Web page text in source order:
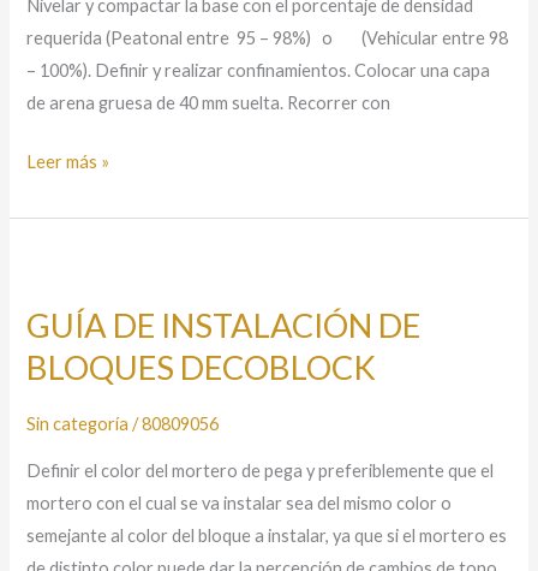
Nivelar y compactar la base con el porcentaje de densidad
requerida (Peatonal entre 95 – 98%) o (Vehicular entre 98
– 100%). Definir y realizar confinamientos. Colocar una capa
de arena gruesa de 40 mm suelta. Recorrer con
Leer más »
GUÍA DE INSTALACIÓN DE
BLOQUES DECOBLOCK
Sin categoría /80809056
Definir el color del mortero de pega y preferiblemente que el
mortero con el cual se va instalar sea del mismo color o
semejante al color del bloque a instalar, ya que si el mortero es
INSTALACIÓN
DE
DECOBLOCK